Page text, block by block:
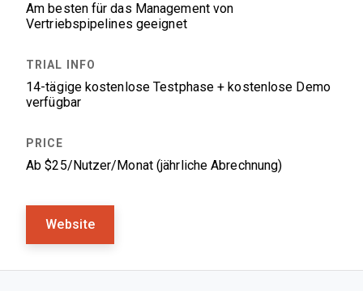
Am besten für das Management von
Vertriebspipelines geeignet
14-tägige kostenlose Testphase + kostenlose Demo
verfügbar
Ab $25/Nutzer/Monat (jährliche Abrechnung)
Website